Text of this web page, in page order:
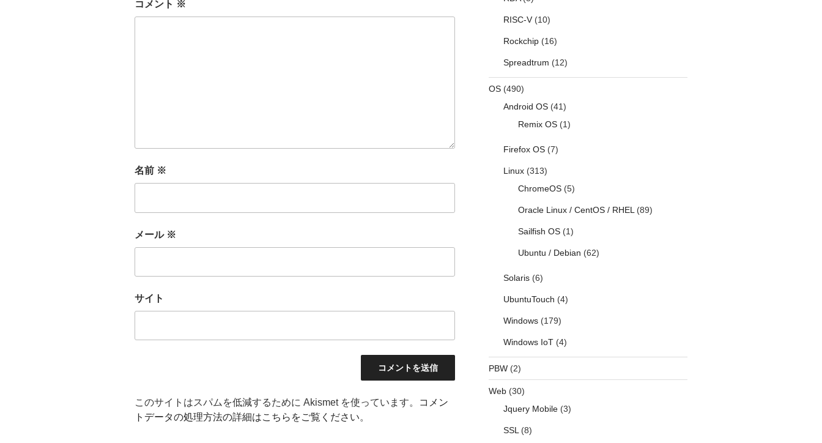
コメント ※
名前 ※
メール ※
サイト
このサイトはスパムを低減するために Akismet を使っています。
コメン
トデータの処理方法の詳細はこちらをご覧ください。
RISC-V(10)
Rockchip(16)
Spreadtrum (12)
OS(490)
Android OS(41)
Remix OS(1)
Firefox OS(7)
Linux(313)
ChromeOS(5)
Oracle Linux / CentOS / RHEL(89)
Sailfish OS(1)
Ubuntu / Debian (62)
Solaris(6)
UbuntuTouch (4)
Windows(179)
Windows IoT(4)
PBW(2)
Web(30)
Jquery Mobile(3)
SSL(8)